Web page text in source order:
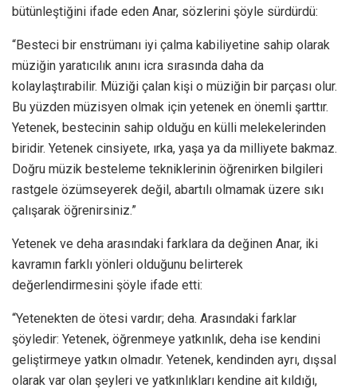
bütünleştiğini ifade eden Anar, sözlerini şöyle sürdürdü:
“Besteci bir enstrümanı iyi çalma kabiliyetine sahip olarak
müziğin yaratıcılık anını icra sırasında daha da
kolaylaştırabilir. Müziği çalan kişi o müziğin bir parçası olur.
Bu yüzden müzisyen olmak için yetenek en önemli şarttır.
Yetenek, bestecinin sahip olduğu en külli melekelerinden
biridir. Yetenek cinsiyete, ırka, yaşa ya da milliyete bakmaz.
Doğru müzik besteleme tekniklerinin öğrenirken bilgileri
rastgele özümseyerek değil, abartılı olmamak üzere sıkı
çalışarak öğrenirsiniz.”
Yetenek ve deha arasındaki farklara da değinen Anar, iki
kavramın farklı yönleri olduğunu belirterek
değerlendirmesini şöyle ifade etti:
“Yetenekten de ötesi vardır; deha. Arasındaki farklar
şöyledir: Yetenek, öğrenmeye yatkınlık, deha ise kendini
geliştirmeye yatkın olmadır. Yetenek, kendinden ayrı, dışsal
olarak var olan şeyleri ve yatkınlıkları kendine ait kıldığı,